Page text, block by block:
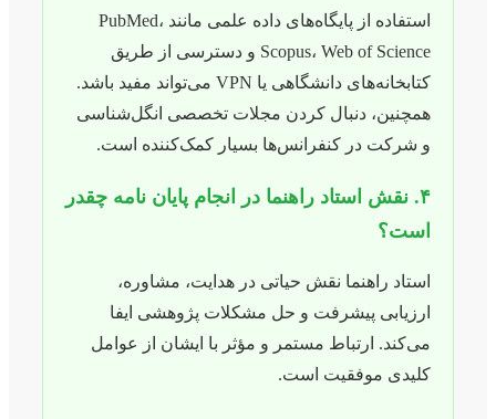
استفاده از پایگاه‌های داده علمی مانند PubMed،
Scopus، Web of Science و دسترسی از طریق
کتابخانه‌های دانشگاهی یا VPN می‌تواند مفید باشد.
همچنین، دنبال کردن مجلات تخصصی انگل‌شناسی
و شرکت در کنفرانس‌ها بسیار کمک‌کننده است.
۴. نقش استاد راهنما در انجام پایان نامه چقدر
است؟
استاد راهنما نقش حیاتی در هدایت، مشاوره،
ارزیابی پیشرفت و حل مشکلات پژوهشی ایفا
می‌کند. ارتباط مستمر و مؤثر با ایشان از عوامل
کلیدی موفقیت است.